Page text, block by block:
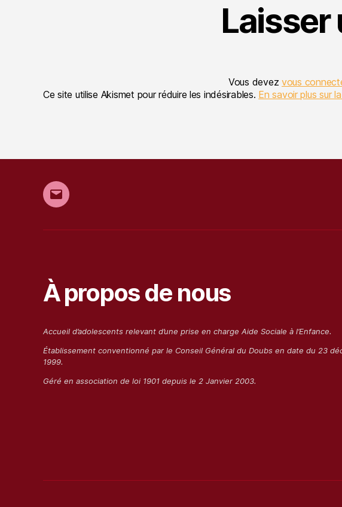
Laisser
Vous devezvous
Ce site utilise Akismet pour réduire les indésirables. En savoir plus sur
E-
À propos de nous
Accueil d’adolescents relevant d’une prise en charge Aide Sociale à l’Enfance.
Établissement conventionné par le Conseil Général du Doubs en date du 23
1999.
Géré en association de loi 1901 depuis le 2 Janvier 2003.